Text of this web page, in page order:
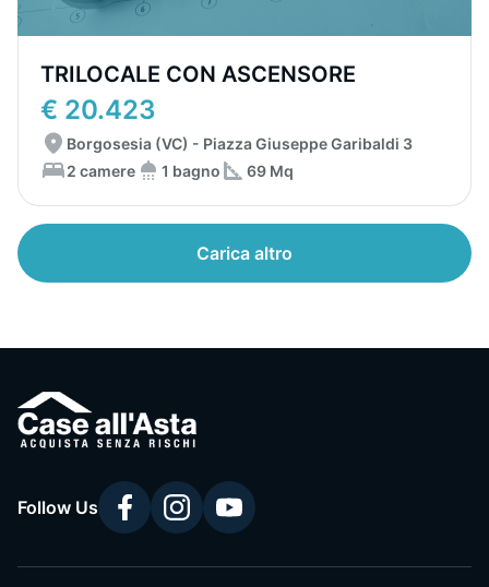
TRILOCALE CON ASCENSORE
€ 20.423
Borgosesia (VC) - Piazza Giuseppe Garibaldi 3
2 camere
1 bagno 69 Mq
Carica altro
Follow Us